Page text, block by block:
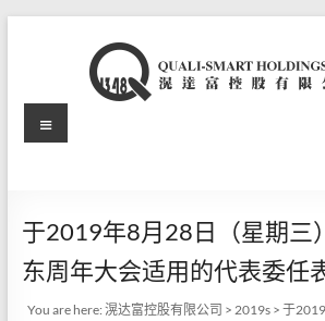
滉
富
控
股
Menu
于2019年8月28日（星期三
东周年大会适用的代表委任
You are here:滉达富控股有限公司 >2019s >于